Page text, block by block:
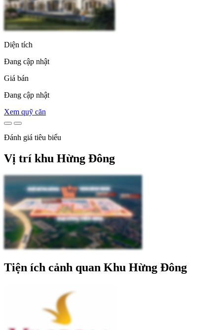
Diện tích
Đang cập nhật
Giá bán
Đang cập nhật
Xem quỹ căn
Đánh giá tiêu biểu
Vị trí khu Hừng Đông
Tiện ích cảnh quan Khu Hừng Đông